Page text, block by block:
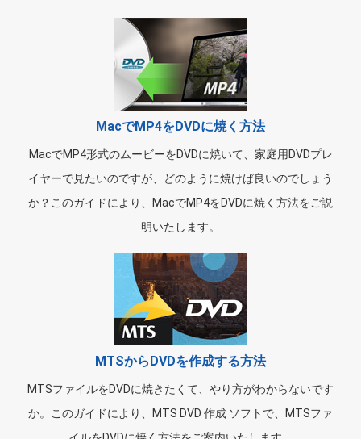
MacでMP4をDVDに焼く方法
MacでMP4形式のムービーをDVDに焼いて、家庭用DVDプレ
イヤーで見たいのですが、どのように焼けば良いのでしょう
か？このガイドにより、MacでMP4をDVDに焼く方法をご説
明いたします。
MTSからDVDを作成する方法
MTSファイルをDVDに焼きたくて、やり方がわからないです
か。このガイドにより、MTS DVD 作成 ソフトで、MTSファ